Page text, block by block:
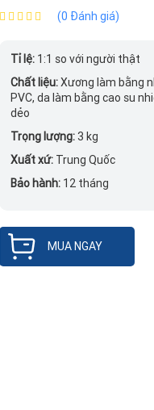
(0 Đánh giá)
Tỉ lệ: 1:1 so với người thật
Chất liệu:Xương làm bằng
PVC, da làm bằng cao su
dẻo
Trọng lượng: 3 kg
Xuất xứ: Trung Quốc
Bảo hành: 12 tháng
MUA NGAY